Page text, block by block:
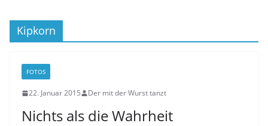
Kipkorn
FOTOS
22. Januar 2015 Der mit der Wurst tanzt
Nichts als die Wahrheit